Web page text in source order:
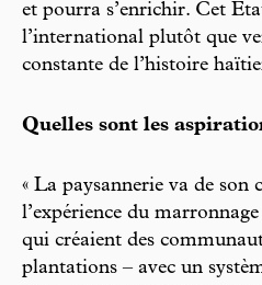
et pourra s’enrichir. Cet
l’international plutôt que
constante de l’histoire
Quelles sont les
« La paysannerie va de son
l’expérience du
qui créaient des
plantations – avec un